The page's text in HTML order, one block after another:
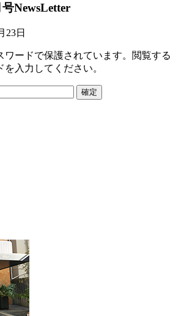
NewsLetter
23日
ワードで保護されています。閲覧する
入力してください。